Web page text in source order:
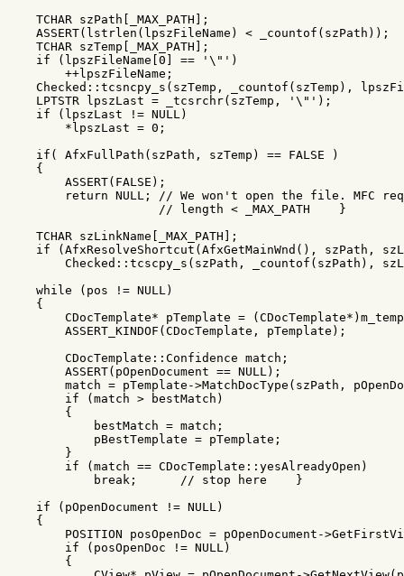
TCHAR szPath _MAX_PATH ];
ASSERT( lstrlen ( lpszFileName ) < _countof ( szPath ));
TCHAR szTemp _MAX_PATH ];
if
( lpszFileName 0 == '\"' )
++lpszFileName ;
Checked :: tcsncpy_s ( szTemp , _countof ( szTemp ),
LPTSTR
lpszLast = _tcsrchr( szTemp , '\"' );
if
( lpszLast != NULL )
* lpszLast = 0 ;
if ( AfxFullPath ( szPath , szTemp ) == FALSE
)
{
ASSERT( FALSE );
return NULL ;
// We won't open the file. MFC
// length < _MAX_PATH    }
TCHAR szLinkName _MAX_PATH ];
if
( AfxResolveShortcut ( AfxGetMainWnd (), szPath ,
Checked :: tcscpy_s ( szPath , _countof ( szPath ),
while
( pos != NULL )
{
CDocTemplate* pTemplate = ( CDocTemplate* )
ASSERT_KINDOF ( CDocTemplate , pTemplate );
CDocTemplate :: Confidence match ;
ASSERT( pOpenDocument == NULL );
match = pTemplate ->MatchDocType ( szPath ,
if
( match > bestMatch )
{
bestMatch = match ;
pBestTemplate = pTemplate ;
}
if
( match == CDocTemplate :: yesAlreadyOpen )
break ;
// stop here    }
if
( pOpenDocument != NULL )
{
POSITION
posOpenDoc = pOpenDocument ->
if
( posOpenDoc != NULL )
{